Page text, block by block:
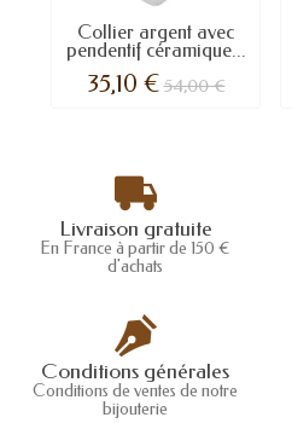
Collier argent avec
pendentif céramique...
35,10 €54,00 €
Livraison gratuite
En France à partir de 150 €
d'achats
Conditions générales
Conditions de ventes de notre
bijouterie